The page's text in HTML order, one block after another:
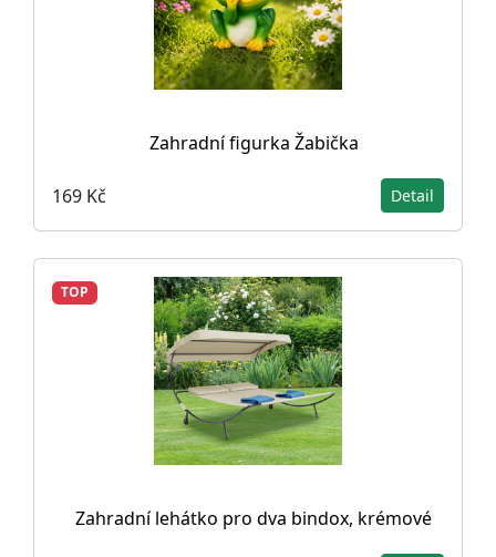
Zahradní figurka Žabička
169 Kč Detail
TOP
Zahradní lehátko pro dva bindox, krémové